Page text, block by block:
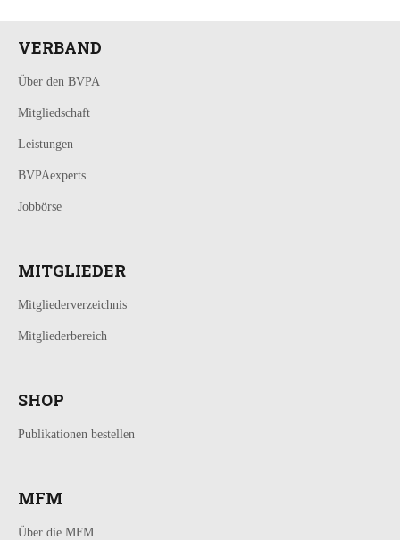
VERBAND
Über den BVPA
Mitgliedschaft
Leistungen
BVPAexperts
Jobbörse
MITGLIEDER
Mitgliederverzeichnis
Mitgliederbereich
SHOP
Publikationen bestellen
MFM
Über die MFM